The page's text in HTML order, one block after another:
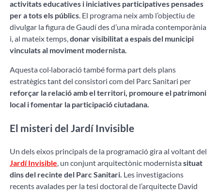
activitats educatives i iniciatives participatives pensades
per a tots els públics. El programa neix amb l’objectiu de
divulgar la figura de Gaudí des d’una mirada contemporània
i, al mateix temps,donar visibilitat a espais del municipi
vinculats al moviment modernista.
Aquesta col·laboració també forma part dels plans
estratègics tant del consistori com del Parc Sanitari per
reforçar la relació amb el territori, promoure el patrimoni
local i fomentar la participació ciutadana.
El misteri del Jardí Invisible
Un dels eixos principals de la programació gira al voltant del
Jardí Invisible, un conjunt arquitectònic modernistasituat
dins del recinte del Parc Sanitari. Les investigacions
recents avalades per la tesi doctoral de l’arquitecte David